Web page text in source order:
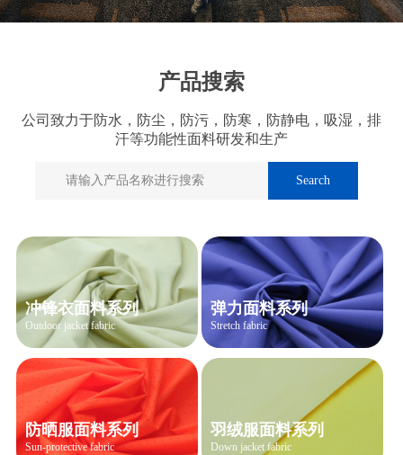
产品搜索
公司致力于防水，防尘，防污，防寒，防静电，吸湿，排
汗等功能性面料研发和生产
冲锋衣面料系列
Outdoor jacket fabric
弹力面料系列
Stretch fabric
防晒服面料系列
Sun-protective fabric
羽绒服面料系列
Down jacket fabric